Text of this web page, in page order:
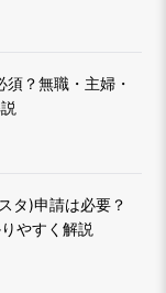
須？無職・主婦・
タ)申請は必要？
やすく解説